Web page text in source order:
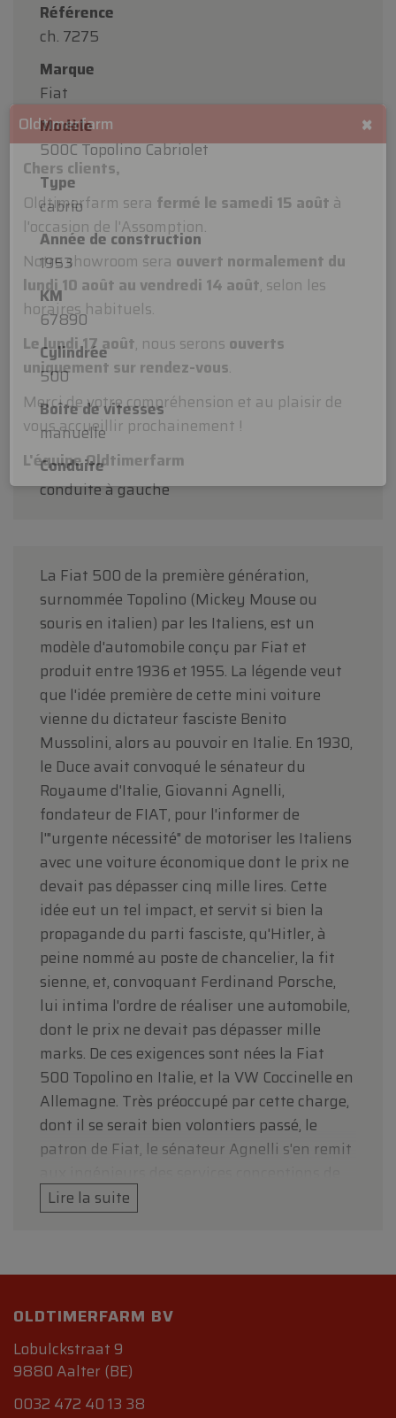
Référence
ch. 7275
Marque
Fiat
Modèle
500C Topolino Cabriolet
Type
cabrio
Année de construction
1953
KM
67890
Cylindrée
500
Boîte de vitesses
manuelle
Conduite
conduite à gauche
La Fiat 500 de la première génération,
surnommée Topolino (Mickey Mouse ou
souris en italien) par les Italiens, est un
modèle d'automobile conçu par Fiat et
produit entre 1936 et 1955. La légende veut
que l'idée première de cette mini voiture
vienne du dictateur fasciste Benito
Mussolini, alors au pouvoir en Italie. En 1930,
le Duce avait convoqué le sénateur du
Royaume d'Italie, Giovanni Agnelli,
fondateur de FIAT, pour l'informer de
l'"urgente nécessité" de motoriser les Italiens
avec une voiture économique dont le prix ne
devait pas dépasser cinq mille lires. Cette
idée eut un tel impact, et servit si bien la
propagande du parti fasciste, qu'Hitler, à
peine nommé au poste de chancelier, la fit
sienne, et, convoquant Ferdinand Porsche,
lui intima l'ordre de réaliser une automobile,
dont le prix ne devait pas dépasser mille
marks. De ces exigences sont nées la Fiat
500 Topolino en Italie, et la VW Coccinelle en
Allemagne. Très préoccupé par cette charge,
dont il se serait bien volontiers passé, le
patron de Fiat, le sénateur Agnelli s'en remit
Fiat, qui se divisèrent en deux courants de
des schémas déjà utilisés sur d'autres
les coûts, le second considérant qu'il fallait
confier cette tâche à un ingénieur extérieur,
Oreste Lardone, habile ingénieur qui avait
petite voiture chez Itala, vu la grosse charge
Lire la suite
OLDTIMERFARM BV
Lobulckstraat 9
9880 Aalter (BE)
0032 472 40 13 38
Oldtimerfarm
Chers clients,
Oldtimerfarm serafermé le samedi 15 août
l'occasion de l'Assomption.
Notre showroom sera ouvert normalement du
lundi 10 août au vendredi 14 août
horaires habituels.
Le lundi 17 août, nous seronsouverts
uniquement sur rendez-vous
Merci de votre compréhension et au plaisir de
vous accueillir prochainement !